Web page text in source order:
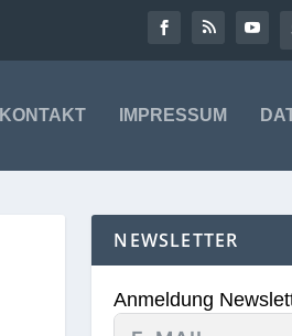
KONTAKT IMPRESSUM
NEWSLETTER
Anmeldung